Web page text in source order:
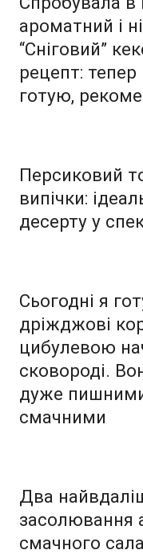
ароматний і
“Сніговий”
рецепт: тепер
готую,
Персиковий
випічки:
десерту у
Сьогодні я
дріжджові
цибулевою
сковороді.
дуже
смачними
Два
засолювання
смачного